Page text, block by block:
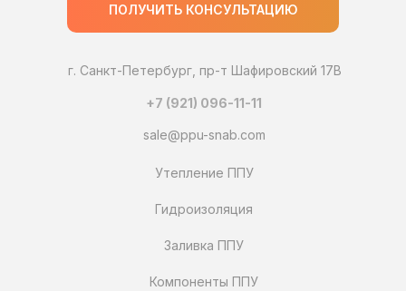
г. Санкт-Петербург, пр-т Шафировский 17В
+7 (921) 096-11-11
sale@ppu-snab.com
Компоненты ППУ
Заливка ППУ
Гидроизоляция
Утепление ППУ
ПОЛУЧИТЬ КОНСУЛЬТАЦИЮ